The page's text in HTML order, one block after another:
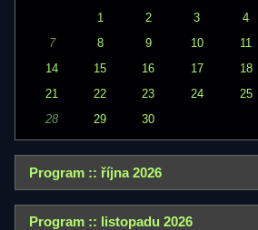
1 2 3 4
7
8 9 10 11
14
15 16 17 18
21
22 23 24 25
28
29 30
Program :: října 2026
Program :: listopadu 2026